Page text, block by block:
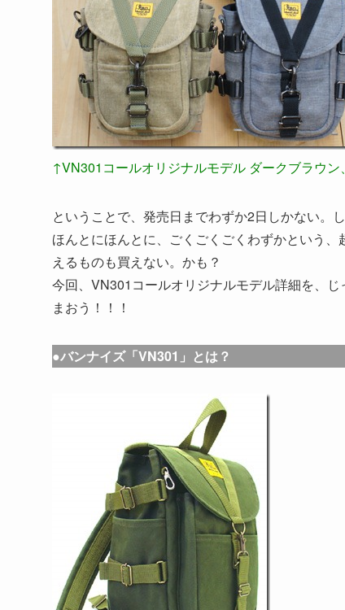
↑VN301コールオリジナルモデル ダークブラウ
ということで、発売日までわずか2日しかない。
ほんとにほんとに、ごくごくごくわずかという
えるものも買えない。かも？
今回、VN301コールオリジナルモデル詳細を、
まおう！！！
●バンナイズ「VN301」とは？